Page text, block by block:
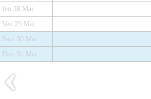
Jeu 28 Mai
Ven 29 Mai
Sam 30 Mai
Dim 31 Mai